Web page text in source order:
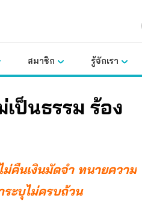
สมาชิก รู้จักเรา
ป็นธรรม ร้อง
ม่คืนเงินมัดจำ ทนายความ
ระบุไม่ครบถ้วน